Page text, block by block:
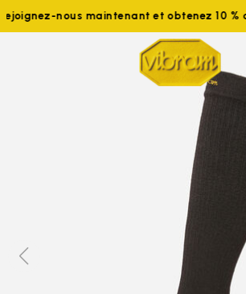
nous maintenant et obtenez 10 % de